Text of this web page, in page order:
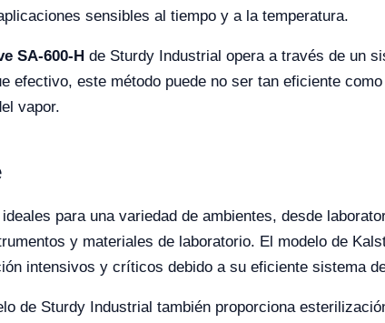
sensibles al tiempo y a la temperatura.
SA-600-H de Sturdy Industrial opera a través de un
efectivo, este método puede no ser tan eficiente
vapor.
para una variedad de ambientes, desde
y materiales de laboratorio. El modelo de
intensivos y críticos debido a su eficiente sistema
de Sturdy Industrial también proporciona